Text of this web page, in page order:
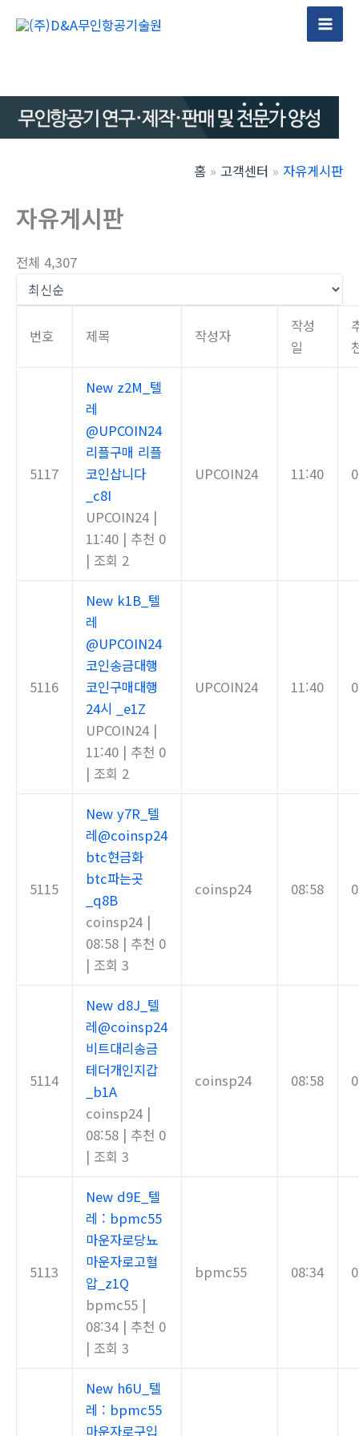
건
뛰
Main
홈 고객센터 자유게시판
자유게시판
전체 4,307
번호 제목 작성자
작성
일
5117
New z2M_텔
레
@UPCOIN24
리플구매 리플
코인삽니다
_c8I
UPCOIN24 |
11:40 | 추천 0
| 조회 2
UPCOIN24 11:40 0
5116
New k1B_텔
레
@UPCOIN24
코인송금대행
코인구매대행
24시 _e1Z
UPCOIN24 |
11:40 | 추천 0
| 조회 2
UPCOIN24 11:40 0
5115
New y7R_텔
레@coinsp24
btc현금화
btc파는곳
_q8B
coinsp24 |
08:58 | 추천 0
| 조회 3
coinsp24 08:58 0
5114
New d8J_텔
레@coinsp24
비트대리송금
테더개인지갑
_b1A
coinsp24 |
08:58 | 추천 0
| 조회 3
coinsp24 08:58 0
5113
New d9E_텔
레 : bpmc55
마운자로당뇨
마운자로고혈
압_z1Q
bpmc55 |
08:34 | 추천 0
| 조회 3
bpmc55 08:34 0
New h6U_텔
레 : bpmc55
마운자로구입